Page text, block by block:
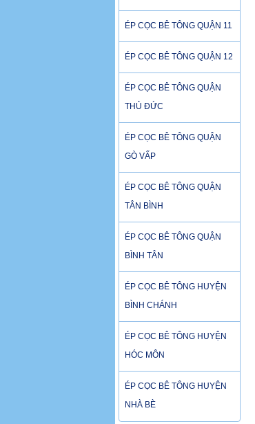
ÉP CỌC BÊ TÔNG QUẬN 11
ÉP CỌC BÊ TÔNG QUẬN 12
ÉP CỌC BÊ TÔNG QUẬN
THỦ ĐỨC
ÉP CỌC BÊ TÔNG QUẬN
GÒ VẤP
ÉP CỌC BÊ TÔNG QUẬN
TÂN BÌNH
ÉP CỌC BÊ TÔNG QUẬN
BÌNH TÂN
ÉP CỌC BÊ TÔNG HUYỆN
BÌNH CHÁNH
ÉP CỌC BÊ TÔNG HUYỆN
HÓC MÔN
ÉP CỌC BÊ TÔNG HUYỆN
NHÀ BÈ